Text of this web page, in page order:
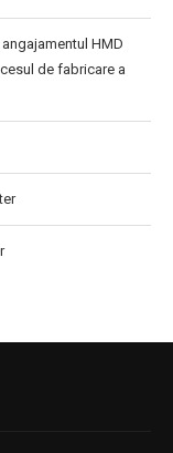
HMD
de fabricare a